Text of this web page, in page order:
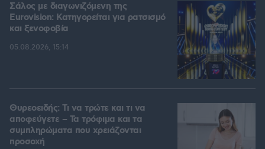
Σάλος με διαγωνιζόμενη της
Eurovision: Κατηγορείται για ρατσισμό
και ξενοφοβία
05.08.2026, 15:14
Θυρεοειδής: Τι να τρώτε και τι να
αποφεύγετε – Τα τρόφιμα και τα
συμπληρώματα που χρειάζονται
προσοχή